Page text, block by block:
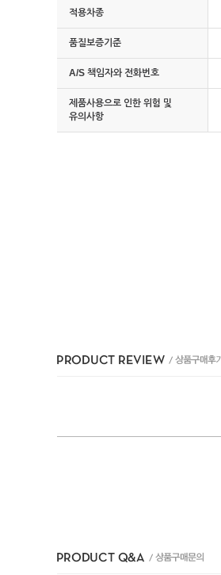
적용차종
품질보증기준
A/S 책임자와 전화번호
제품사용으로 인한 위험 및
유의사항